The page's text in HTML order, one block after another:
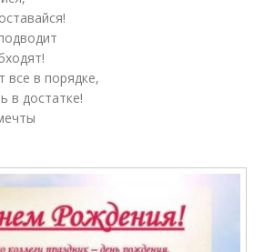
все в порядке,
в достатке!